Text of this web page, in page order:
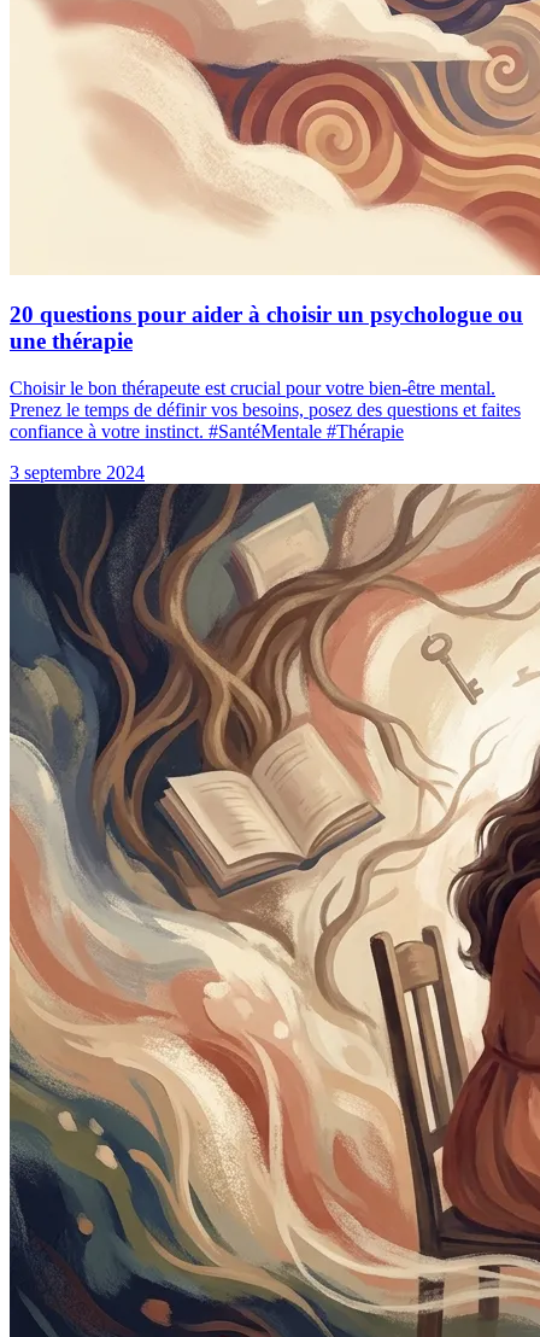
20 questions pour aider à choisir un psychologue ou
une thérapie
Choisir le bon thérapeute est crucial pour votre bien-être mental.
Prenez le temps de définir vos besoins, posez des questions et faites
confiance à votre instinct. #SantéMentale #Thérapie
3 septembre 2024